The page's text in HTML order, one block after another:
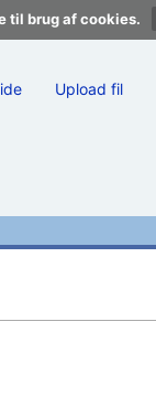
til brug af cookies.
Upload fil